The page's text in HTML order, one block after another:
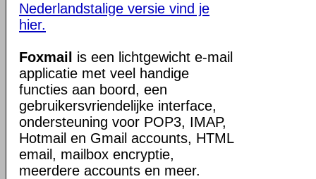
Nederlandstalige versie vind je
hier.
Foxmail
is een lichtgewicht e-mail
applicatie met veel handige
functies aan boord, een
gebruikersvriendelijke interface,
ondersteuning voor POP3, IMAP,
Hotmail en Gmail accounts, HTML
email, mailbox encryptie,
meerdere accounts en meer.